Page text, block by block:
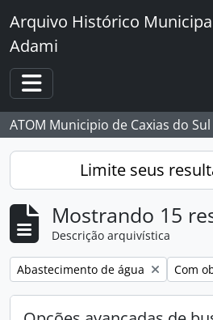
Skip to main content
Arquivo Histórico
Adami
Toggle navigation
ATOM Municipio de Caxias do Sul
Limite seus
Mostrando 15
Descrição arquivística
Remover filtro:
Abastecimento de água Com